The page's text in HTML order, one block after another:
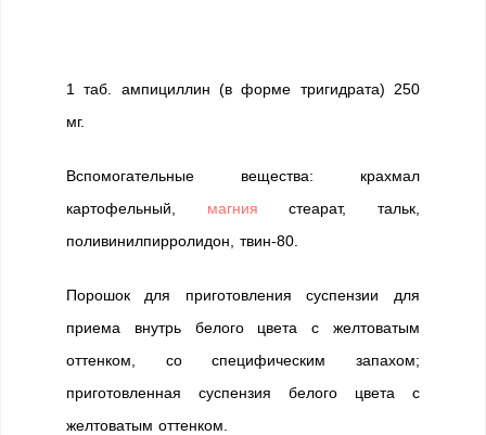
1 таб. ампициллин (в форме тригидрата) 250
мг.
Вспомогательные вещества: крахмал
картофельный, магния стеарат, тальк,
поливинилпирролидон, твин-80.
Порошок для приготовления суспензии для
приема внутрь белого цвета с желтоватым
оттенком, со специфическим запахом;
приготовленная суспензия белого цвета с
желтоватым оттенком.